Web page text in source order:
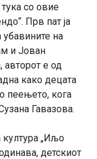
со овие
Прв пат ја
на
и Јован
авторот е од
како децата
пеењето, кога
Гавазова.
„Иљо
детскиот